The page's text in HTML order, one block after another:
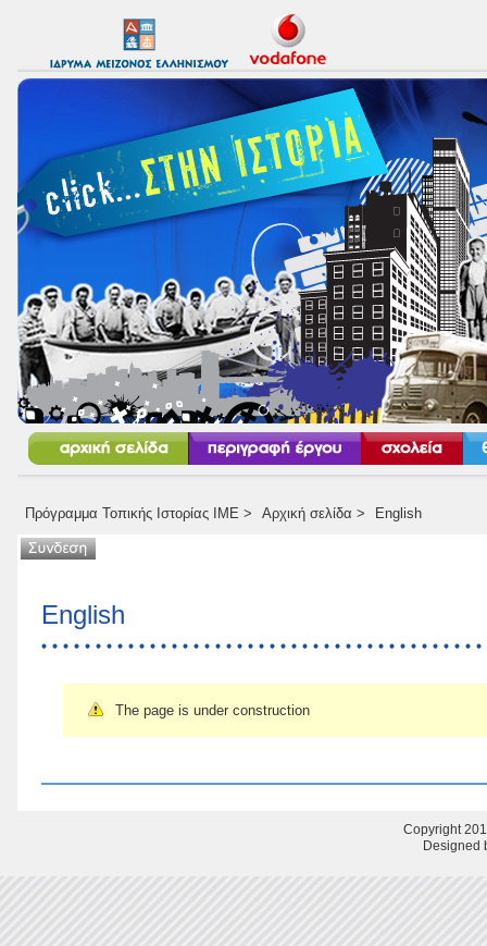
Πρόγραμμα Τοπικής Ιστορίας ΙΜΕ > Αρχική σελίδα > English
English
The page is under construction
Copyright
Designed